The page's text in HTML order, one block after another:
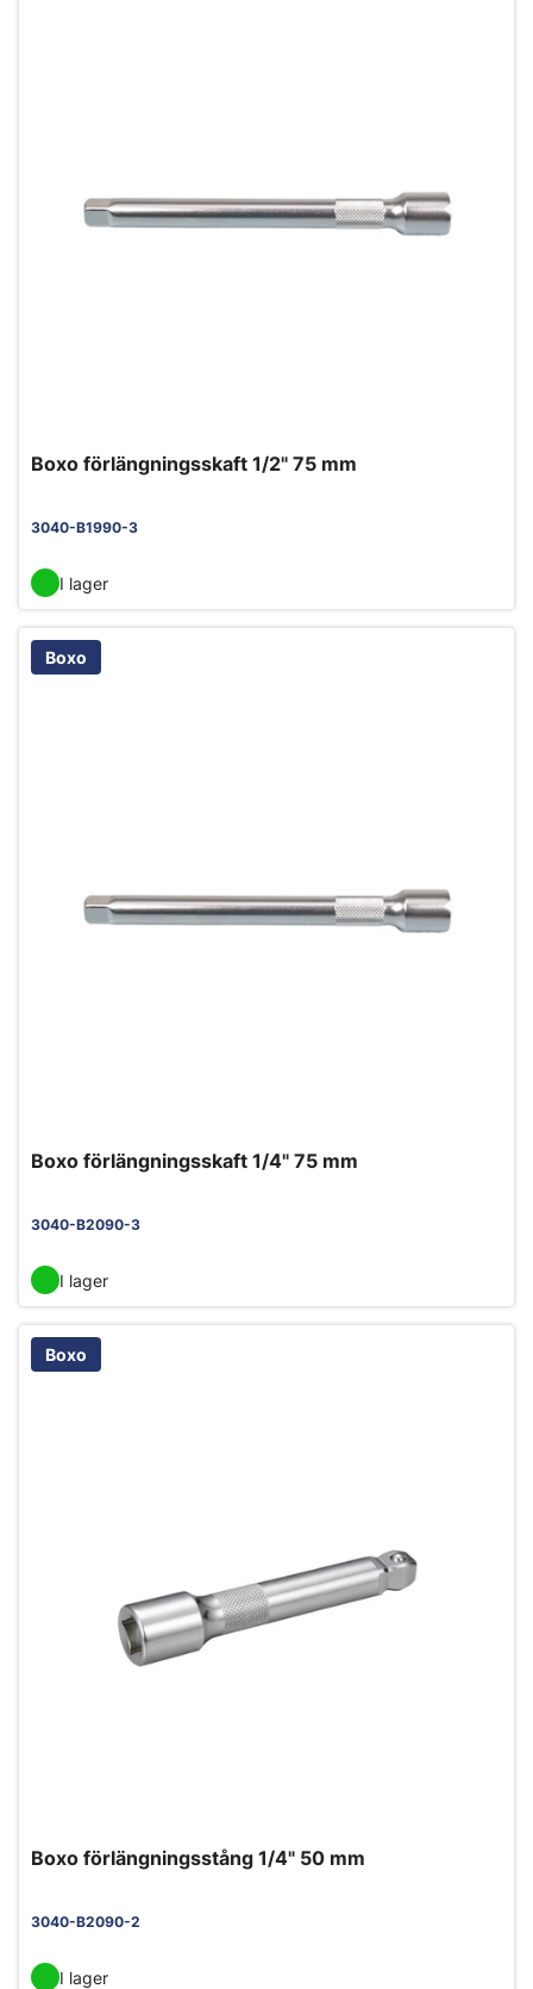
Boxo förlängningsskaft 1/2" 75 mm
3040-B1990-3
I lager
Boxo
Boxo förlängningsskaft 1/4" 75 mm
3040-B2090-3
I lager
Boxo
Boxo förlängningsstång 1/4" 50 mm
3040-B2090-2
I lager